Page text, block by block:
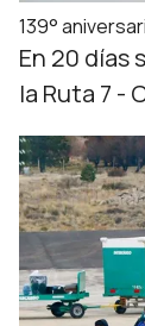
139°
En 20 días
la Ruta 7 -